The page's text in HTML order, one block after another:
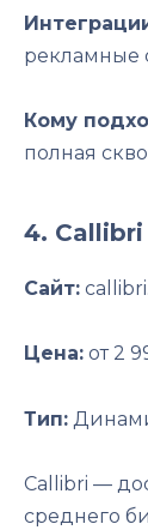
рекламные
Кому
полная
4. Callibri
Сайт:
Цена: от 2
Тип:
Callibri —
среднего